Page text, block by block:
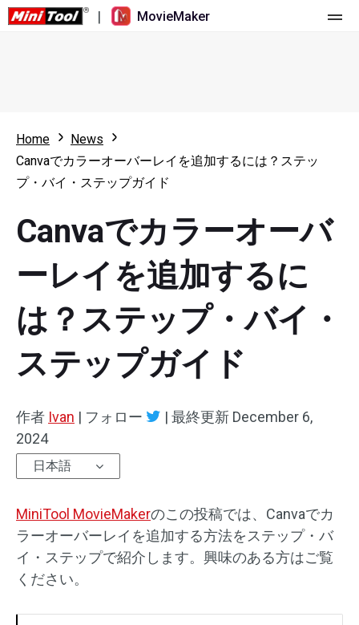
| MovieMaker
更新履歴
マルチトラック動画編集
アスペクト比
速度変更/リバース
トリミング/スプリット/クロップ
テキスト/エレメント
動画エフェクト
回転/反転
バッチ処理
透かしなし
リソース
ビデオ編集のヒント
画面録画ツール
動画変換ツール
オンライン動画ダウンロード ツール
Home
News
Canvaでカラーオーバーレイを追加するには？ステッ
プ・バイ・ステップガイド
Canvaでカラーオーバ
ーレイを追加するに
は？ステップ・バイ・
ステップガイド
作者 Ivan | フォロー | 最終更新 December 6,
2024
日本語
MiniTool MovieMakerのこの投稿では、Canvaでカ
ラーオーバーレイを追加する方法をステップ・バ
イ・ステップで紹介します。興味のある方はご覧
ください。